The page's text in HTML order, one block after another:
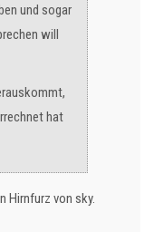
und sogar
will
hat
Hirnfurz von sky.